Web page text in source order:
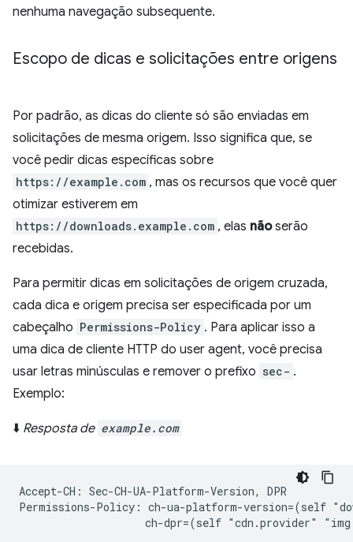
nenhuma navegação subsequente.
Escopo de dicas e solicitações entre origens
Por padrão, as dicas do cliente só são enviadas em
solicitações de mesma origem. Isso significa que, se
você pedir dicas específicas sobre
https://example.com , mas os recursos que você quer
otimizar estiverem em
https://downloads.example.com , elas nãoserão
recebidas.
Para permitir dicas em solicitações de origem cruzada,
cada dica e origem precisa ser especificada por um
cabeçalho Permissions-Policy . Para aplicar isso a
uma dica de cliente HTTP do user agent, você precisa
usar letras minúsculas e remover o prefixo sec- .
Exemplo:
⬇️ Resposta de example.com
Accept-CH: Sec-CH-UA-Platform-Version, DPR
Permissions-Policy: ch-ua-platform-version=(self